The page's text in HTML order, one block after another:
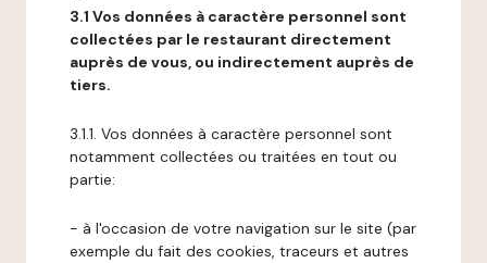
3.1 Vos données à caractère personnel sont
collectées par le restaurant directement
auprès de vous, ou indirectement auprès de
tiers.
3.1.1. Vos données à caractère personnel sont
notamment collectées ou traitées en tout ou
partie:
- à l'occasion de votre navigation sur le site (par
exemple du fait des cookies, traceurs et autres